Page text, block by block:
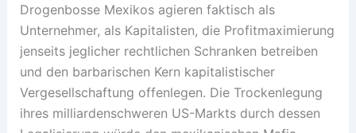
Drogenbosse Mexikos agieren faktisch als
Unternehmer, als Kapitalisten, die Profitmaximierung
jenseits jeglicher rechtlichen Schranken betreiben
und den barbarischen Kern kapitalistischer
Vergesellschaftung offenlegen. Die Trockenlegung
ihres milliardenschweren US-Markts durch dessen